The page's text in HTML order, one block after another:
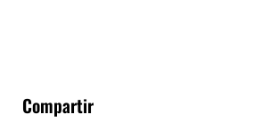
Compartir